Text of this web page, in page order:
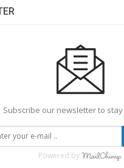
Subscribe our newsletter to
Powered by